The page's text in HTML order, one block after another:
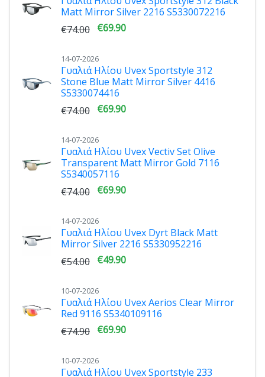
Matt Mirror Silver 2216 S5330072216
€74.00 €69.90
14-07-2026
Γυαλιά Ηλίου Uvex Sportstyle 312
Stone Blue Matt Mirror Silver 4416
S5330074416
€74.00 €69.90
14-07-2026
Γυαλιά Ηλίου Uvex Vectiv Set Olive
Transparent Matt Mirror Gold 7116
S5340057116
€74.00 €69.90
14-07-2026
Γυαλιά Ηλίου Uvex Dyrt Black Matt
Mirror Silver 2216 S5330952216
€54.00 €49.90
10-07-2026
Γυαλιά Ηλίου Uvex Aerios Clear Mirror
Red 9116 S5340109116
€74.90 €69.90
10-07-2026
Γυαλιά Ηλίου Uvex Sportstyle 233